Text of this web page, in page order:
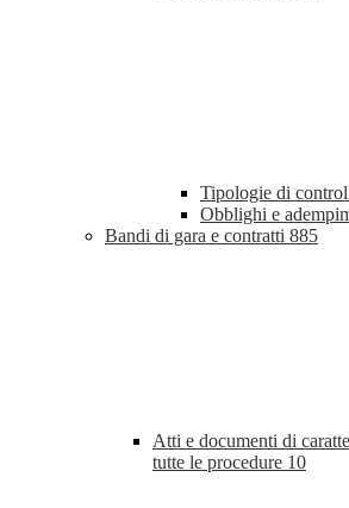
Tipologie di
Obblighi e
Bandi di gara e contratti 885
Atti e documenti di
tutte le procedure 10